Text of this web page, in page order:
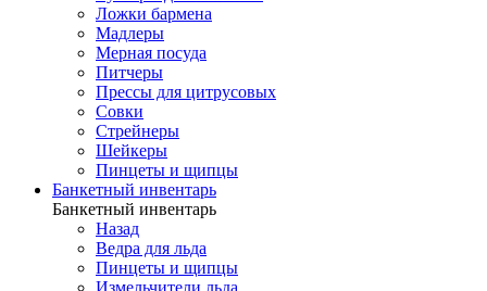
Ложки бармена
Мадлеры
Мерная посуда
Питчеры
Прессы для цитрусовых
Совки
Стрейнеры
Шейкеры
Пинцеты и щипцы
Банкетный инвентарь
Банкетный инвентарь
Назад
Ведра для льда
Пинцеты и щипцы
Измельчители льда